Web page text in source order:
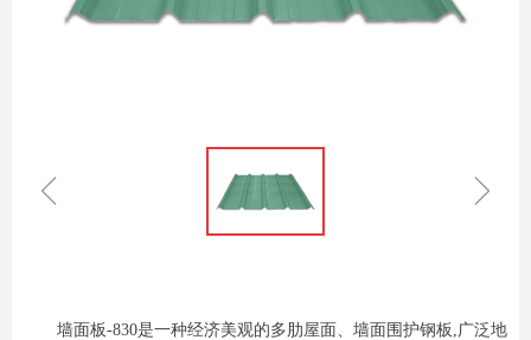
墙面板-830是一种经济美观的多肋屋面、墙面围护钢板,广泛地
ꁆ ꁇ